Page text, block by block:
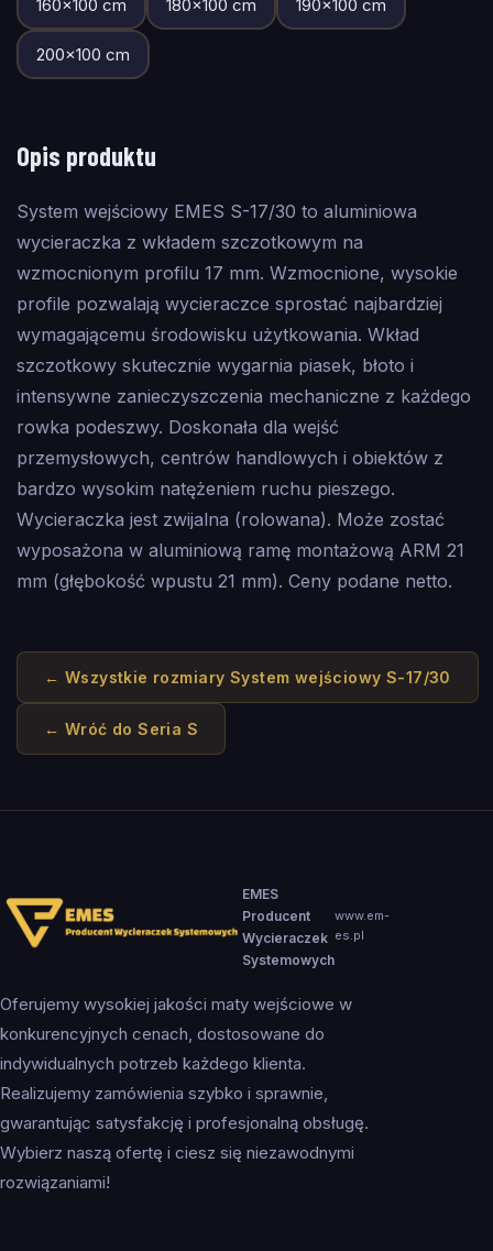
160×100 cm 180×100 cm 190×100 cm
200×100 cm
Opis produktu
System wejściowy EMES S-17/30 to aluminiowa
wycieraczka z wkładem szczotkowym na
wzmocnionym profilu 17 mm. Wzmocnione, wysokie
profile pozwalają wycieraczce sprostać najbardziej
wymagającemu środowisku użytkowania. Wkład
szczotkowy skutecznie wygarnia piasek, błoto i
intensywne zanieczyszczenia mechaniczne z każdego
rowka podeszwy. Doskonała dla wejść
przemysłowych, centrów handlowych i obiektów z
bardzo wysokim natężeniem ruchu pieszego.
Wycieraczka jest zwijalna (rolowana). Może zostać
wyposażona w aluminiową ramę montażową ARM 21
mm (głębokość wpustu 21 mm). Ceny podane netto.
← Wszystkie rozmiary System wejściowy S-17/30
← Wróć doSeria S
EMES
Producent
Wycieraczek
Systemowych
www.em-
es.pl
Oferujemy wysokiej jakości maty wejściowe w
konkurencyjnych cenach, dostosowane do
indywidualnych potrzeb każdego klienta.
Realizujemy zamówienia szybko i sprawnie,
gwarantując satysfakcję i profesjonalną obsługę.
Wybierz naszą ofertę i ciesz się niezawodnymi
rozwiązaniami!